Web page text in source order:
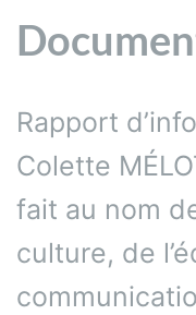
Rapport
Colette
fait au nom
culture, de